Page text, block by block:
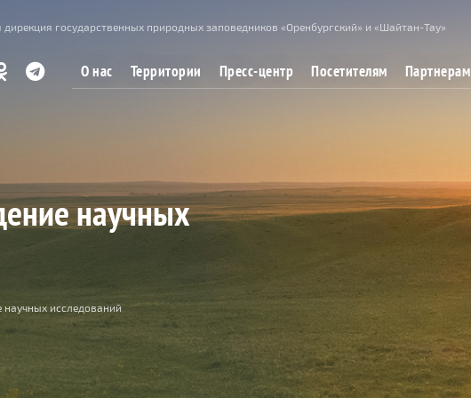
государственных природных заповедников «Оренбургский» и «Шайтан-Тау»
О нас Территории Пресс-центр Посетителям Партнерам
научных
исследований